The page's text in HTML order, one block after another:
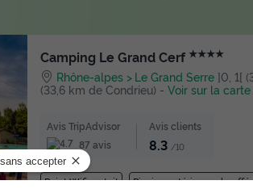
Camping Le Grand Cerf ★★★★
Rhône-alpes Le Grand Serre ]0, 1[
(33,6 km de Condrieu) - Voir sur la carte
Avis TripAdvisor
87 avis
Avis clients
8.3 /10
Point Wifi gratuit Piscine extérieure